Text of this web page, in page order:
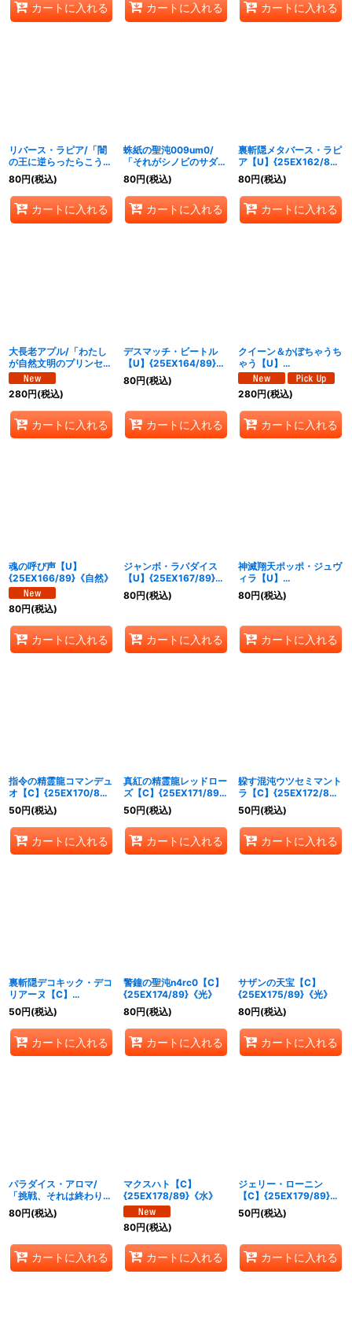
カートに入れる カートに入れる カートに入れる
リバース・ラピア/「闇
の王に逆らったらこうな
るんだから♪」【U】
{25EX160/89}《闇》
80円(税込)
カートに入れる
蛛紙の聖沌009um0/
「それがシノビのサダ
メ…」【U】
{25EX161/89}《闇》
80円(税込)
カートに入れる
裏斬隠メタバース・ラピ
ア【U】{25EX162/89}
《火》
80円(税込)
カートに入れる
大長老アプル/「わたし
が自然文明のプリンセ
ス？」【U】
{25EX163/89}《自然》
280円(税込)
カートに入れる
デスマッチ・ビートル
【U】{25EX164/89}
《自然》
80円(税込)
カートに入れる
クイーン＆かぼちゃうち
ゃう【U】
{25EX165/89}《自然》
280円(税込)
カートに入れる
魂の呼び声【U】
{25EX166/89}《自然》
80円(税込)
カートに入れる
ジャンボ・ラパダイス
【U】{25EX167/89}
《自然》
80円(税込)
カートに入れる
神滅翔天ポッポ・ジュヴ
ィラ【U】
{25EX169/89}《多》
80円(税込)
カートに入れる
指令の精霊龍コマンデュ
オ【C】{25EX170/89}
《光》
50円(税込)
カートに入れる
真紅の精霊龍レッドロー
ズ【C】{25EX171/89}
《光》
50円(税込)
カートに入れる
躱す混沌ウツセミマント
ラ【C】{25EX172/89}
《光》
50円(税込)
カートに入れる
裏斬隠デコキック・デコ
リアーヌ【C】
{25EX173/89}《光》
50円(税込)
カートに入れる
警鐘の聖沌n4rc0【C】
{25EX174/89}《光》
80円(税込)
カートに入れる
サザンの天宝【C】
{25EX175/89}《光》
80円(税込)
カートに入れる
パラダイス・アロマ/
「挑戦、それは終わりな
きスパイラル！」【C】
{25EX177/89}《水》
80円(税込)
カートに入れる
マクスハト【C】
{25EX178/89}《水》
80円(税込)
カートに入れる
ジェリー・ローニン
【C】{25EX179/89}
《水》
50円(税込)
カートに入れる